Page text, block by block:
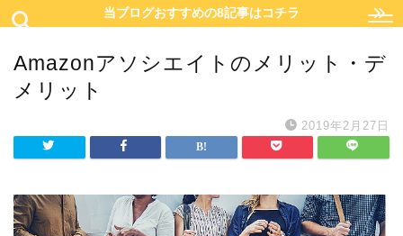
当ブログおすすめの8記事はコチラ
Amazonアソシエイトのメリット・デ
メリット
2019年2月27日